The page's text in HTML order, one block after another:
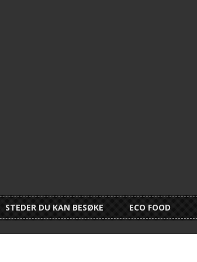
STEDER DU KAN BESØKE ECO FOOD